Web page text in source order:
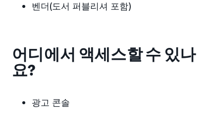
벤더(도서 퍼블리셔 포함)
어디에서 액세스할 수 있나
요?
광고 콘솔